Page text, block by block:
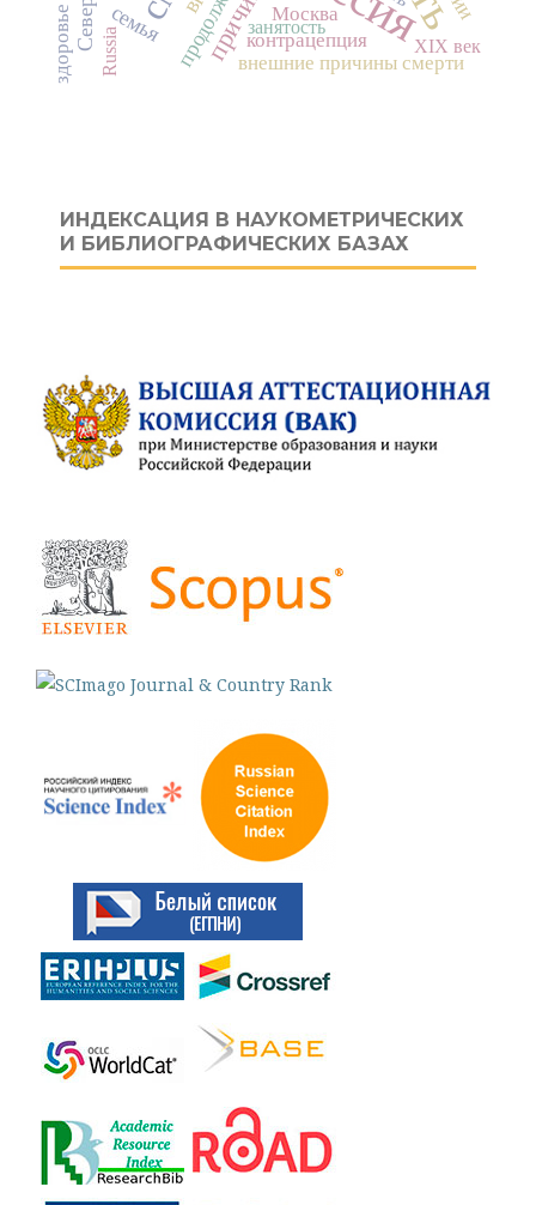
семья
внешние причины смерти
Москва
контрацепция
здоровье Russia занятость
XIX век
ИНДЕКСАЦИЯ В НАУКОМЕТРИЧЕСКИХ
И БИБЛИОГРАФИЧЕСКИХ БАЗАХ